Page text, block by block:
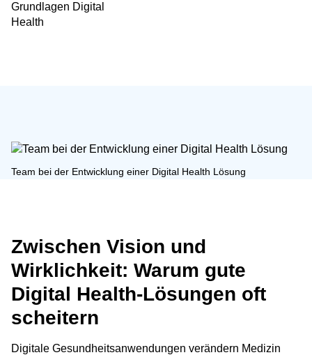
Grundlagen Digital
Health
Team bei der Entwicklung einer Digital Health Lösung
Zwischen Vision und
Wirklichkeit: Warum gute
Digital Health-Lösungen oft
scheitern
Digitale Gesundheitsanwendungen verändern Medizin